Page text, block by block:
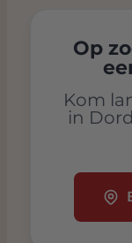
Op
Kom
in